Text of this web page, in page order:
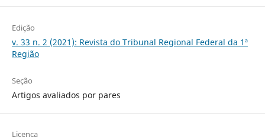
Edição
v. 33 n. 2 (2021): Revista do Tribunal Regional Federal da 1ª
Região
Seção
Artigos avaliados por pares
Licença